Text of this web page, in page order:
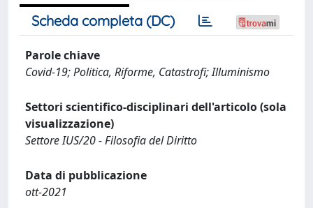
Scheda completa (DC)
Parole chiave
Covid-19; Politica, Riforme, Catastrofi; Illuminismo
Settori scientifico-disciplinari dell'articolo (sola
visualizzazione)
Settore IUS/20 - Filosofia del Diritto
Data di pubblicazione
ott-2021